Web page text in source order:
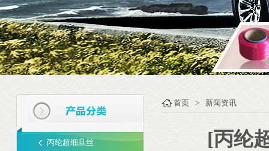
丙纶超细旦丝
首页 > 新闻资讯
[丙纶